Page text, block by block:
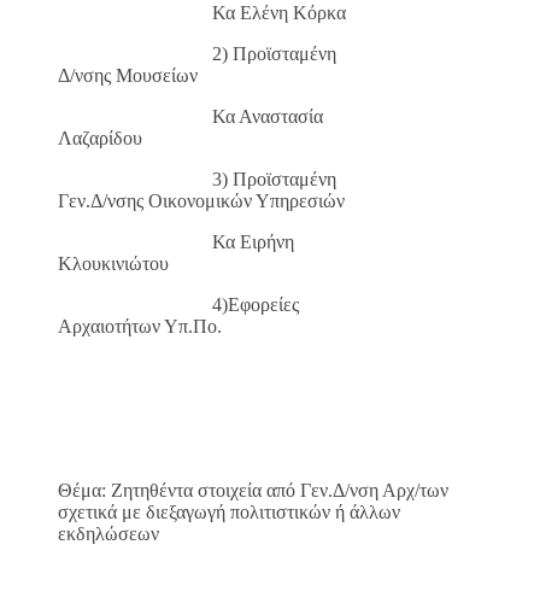
Κα Ελένη Κόρκα
2) Προϊσταμένη
Δ/νσης Μουσείων
Κα Αναστασία
Λαζαρίδου
3) Προϊσταμένη
Γεν.Δ/νσης Οικονομικών Υπηρεσιών
Κα Ειρήνη
Κλουκινιώτου
4)Εφορείες
Αρχαιοτήτων Υπ.Πο.
Θέμα: Ζητηθέντα στοιχεία από Γεν.Δ/νση Αρχ/των
σχετικά με διεξαγωγή πολιτιστικών ή άλλων
εκδηλώσεων